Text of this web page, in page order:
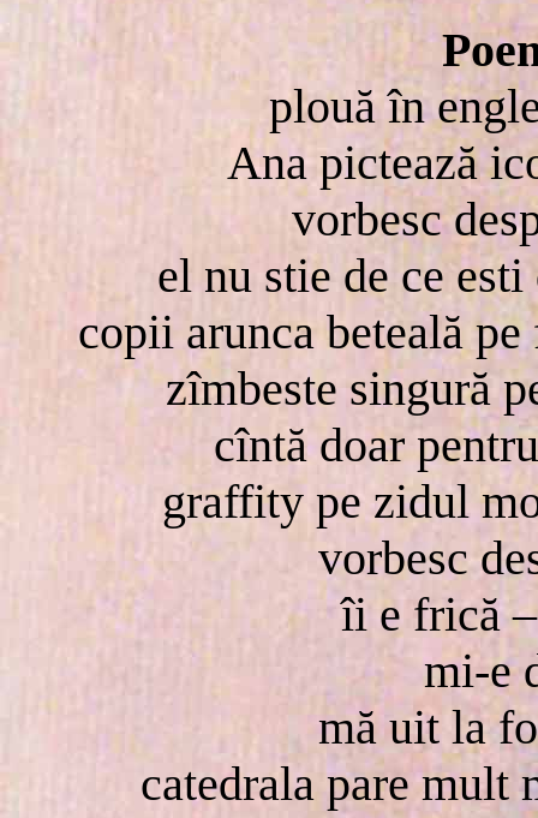
plouă în
Ana pictează
vorbesc
el nu stie de ce
copii arunca beteală
zîmbeste singură
cîntă doar
graffity pe zidul
vorbesc
îi e frică
mi-e
mă uit la
catedrala pare mult